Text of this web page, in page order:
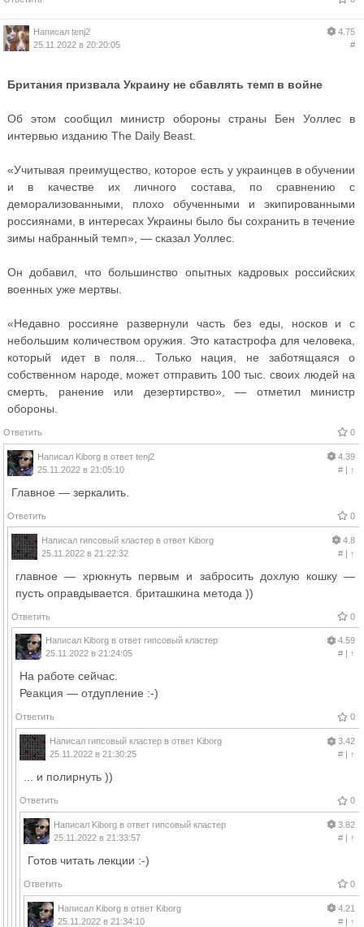
Написал tenj2
25.11.2022 в 20:20:05
4.75
#
Британия призвала Украину не сбавлять темп в войне
Об этом сообщил министр обороны страны Бен Уоллес в
интервью изданию The Daily Beast.
«Учитывая преимущество, которое есть у украинцев в обучении
и в качестве их личного состава, по сравнению с
деморализованными, плохо обученными и экипированными
россиянами, в интересах Украины было бы сохранить в течение
зимы набранный темп», — сказал Уоллес.
Он добавил, что большинство опытных кадровых российских
военных уже мертвы.
«Недавно россияне развернули часть без еды, носков и с
небольшим количеством оружия. Это катастрофа для человека,
который идет в поля... Только нация, не заботящаяся о
собственном народе, может отправить 100 тыс. своих людей на
смерть, ранение или дезертирство», — отметил министр
обороны.
Ответить 0
Написал Kiborg в ответ tenj2
25.11.2022 в 21:05:10
4.39
#| ↑
Главное — зеркалить.
Ответить 0
Написал гипсовый кластер в ответ Kiborg
25.11.2022 в 21:22:32
4.8
#| ↑
главное — хрюкнуть первым и забросить дохлую кошку —
пусть оправдывается. бриташкина метода ))
Ответить 0
Написал Kiborg в ответ гипсовый кластер
25.11.2022 в 21:24:05
4.59
#| ↑
На работе сейчас.
Реакция — отдупление :-)
Ответить 0
Написал гипсовый кластер в ответ Kiborg
25.11.2022 в 21:30:25
3.42
#| ↑
... и полирнуть ))
Ответить 0
Написал Kiborg в ответ гипсовый кластер
25.11.2022 в 21:33:57
3.82
#| ↑
Готов читать лекции :-)
Ответить 0
Написал Kiborg в ответ Kiborg
25.11.2022 в 21:34:10
4.21
#| ↑